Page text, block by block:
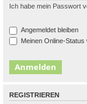
Ich habe mein Passwort
Angemeldet bleiben
Meinen Online-
REGISTRIEREN